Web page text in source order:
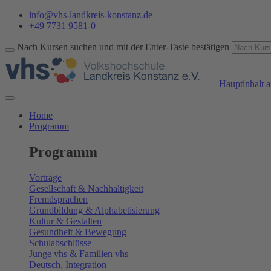
info@vhs-landkreis-konstanz.de
+49 7731 9581-0
Nach Kursen suchen und mit der Enter-Taste bestätigen
Hauptinhalt
Home
Programm
Programm
Vorträge
Gesellschaft & Nachhaltigkeit
Fremdsprachen
Grundbildung & Alphabetisierung
Kultur & Gestalten
Gesundheit & Bewegung
Schulabschlüsse
Junge vhs & Familien vhs
Deutsch, Integration